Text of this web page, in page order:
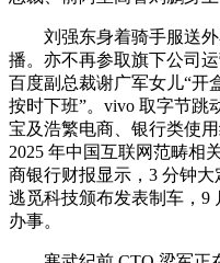
刘强东身着骑手服送外
播。亦不再参取旗下公司
百度副总裁谢广军女儿“开
按时下班”。vivo 取字节跳
宝及浩繁电商、银行类使
2025 年中国互联网范畴相
商银行财报显示，3 分钟大
逃觅科技颁布发表制车，9
办事。